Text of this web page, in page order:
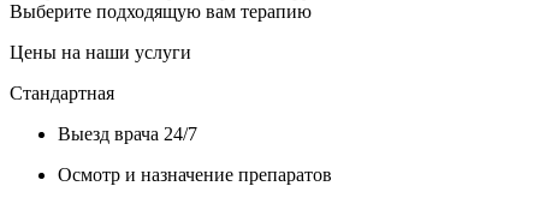
Выберите подходящую вам терапию
Цены на наши услуги
Стандартная
Выезд врача 24/7
Осмотр и назначение препаратов